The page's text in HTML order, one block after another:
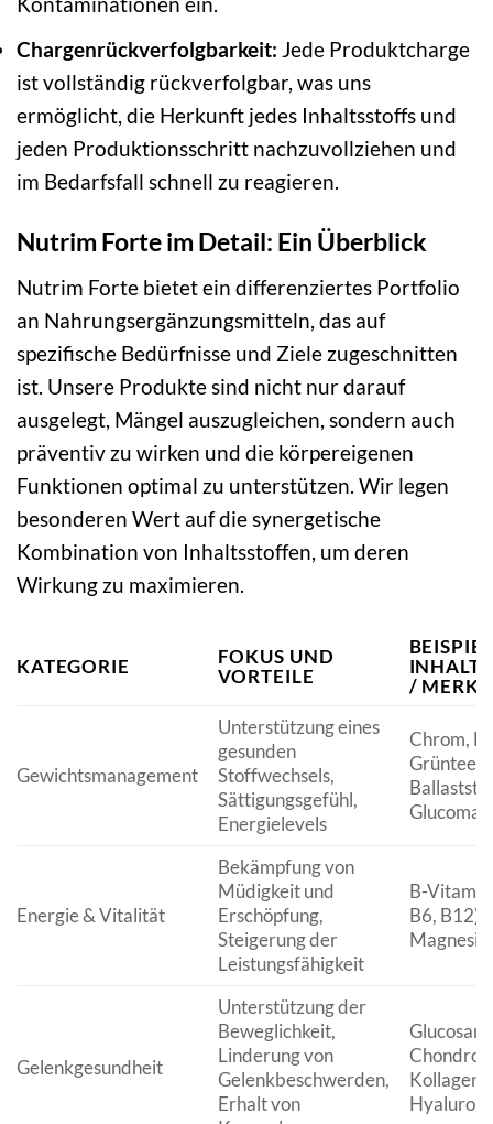
Chargenrückverfolgbarkeit: Jede Produktcharge
ist vollständig rückverfolgbar, was uns
ermöglicht, die Herkunft jedes Inhaltsstoffs und
jeden Produktionsschritt nachzuvollziehen und
im Bedarfsfall schnell zu reagieren.
Nutrim Forte im Detail: Ein Überblick
Nutrim Forte bietet ein differenziertes Portfolio
an Nahrungsergänzungsmitteln, das auf
spezifische Bedürfnisse und Ziele zugeschnitten
ist. Unsere Produkte sind nicht nur darauf
ausgelegt, Mängel auszugleichen, sondern auch
präventiv zu wirken und die körpereigenen
Funktionen optimal zu unterstützen. Wir legen
besonderen Wert auf die synergetische
Kombination von Inhaltsstoffen, um deren
Wirkung zu maximieren.
KATEGORIE
FOKUS UND
VORTEILE
/
Gewichtsmanagement
Unterstützung eines
gesunden
Stoffwechsels,
Sättigungsgefühl,
Energielevels
Chrom,
Grüntee-
Energie & Vitalität
Bekämpfung von
Müdigkeit und
Erschöpfung,
Steigerung der
Leistungsfähigkeit
B-
B6, B12),
Gelenkgesundheit
Unterstützung der
Beweglichkeit,
Linderung von
Gelenkbeschwerden,
Erhalt von